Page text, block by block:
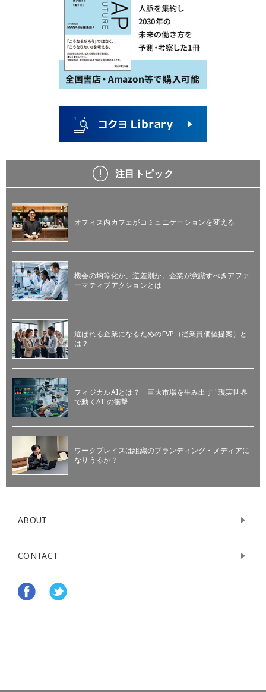
注目トピック
オフィス内カフェがコミュニケーションを変える
機会の均等化か、逆差別か。企業が意識すべきアファ
ーマティブアクションとは
選ばれる企業になるためのEVP（従業員価値提案）と
は？
フィジカルAIとは？ 巨大市場を生み出す "現実世界
で動くAI"の衝撃
ワークプレイスは組織のブランディング・メディアに
なりうるか？
ABOUT
CONTACT